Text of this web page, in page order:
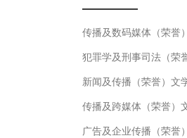
传播及数码媒体（荣誉
犯罪学及刑事司法（荣
新闻及传播（荣誉）文
传播及跨媒体（荣誉）
广告及企业传播（荣誉